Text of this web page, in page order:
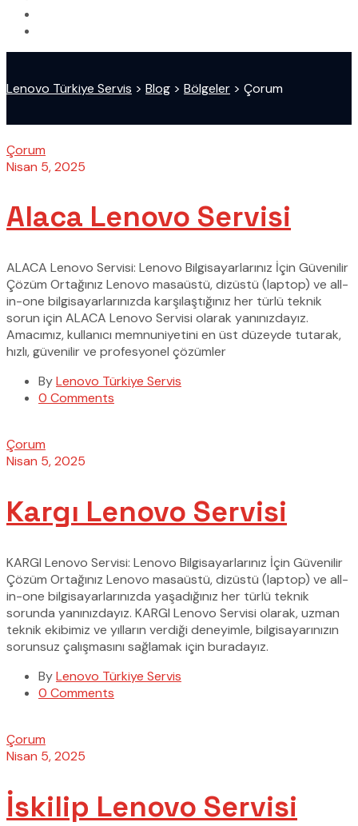
Lenovo Türkiye Servis > Blog > Bölgeler > Çorum
Çorum
Nisan 5, 2025
Alaca Lenovo Servisi
ALACA Lenovo Servisi: Lenovo Bilgisayarlarınız İçin Güvenilir
Çözüm Ortağınız Lenovo masaüstü, dizüstü (laptop) ve all-
in-one bilgisayarlarınızda karşılaştığınız her türlü teknik
sorun için ALACA Lenovo Servisi olarak yanınızdayız.
Amacımız, kullanıcı memnuniyetini en üst düzeyde tutarak,
hızlı, güvenilir ve profesyonel çözümler
ByLenovo Türkiye Servis
0 Comments
Çorum
Nisan 5, 2025
Kargı Lenovo Servisi
KARGI Lenovo Servisi: Lenovo Bilgisayarlarınız İçin Güvenilir
Çözüm Ortağınız Lenovo masaüstü, dizüstü (laptop) ve all-
in-one bilgisayarlarınızda yaşadığınız her türlü teknik
sorunda yanınızdayız. KARGI Lenovo Servisi olarak, uzman
teknik ekibimiz ve yılların verdiği deneyimle, bilgisayarınızın
sorunsuz çalışmasını sağlamak için buradayız.
ByLenovo Türkiye Servis
0 Comments
Çorum
Nisan 5, 2025
İskilip Lenovo Servisi